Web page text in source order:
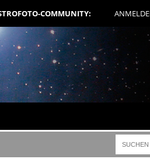
COMMUNITY: